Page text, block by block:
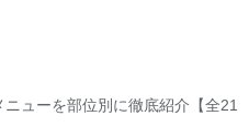
ニューを部位別に徹底紹介【全21